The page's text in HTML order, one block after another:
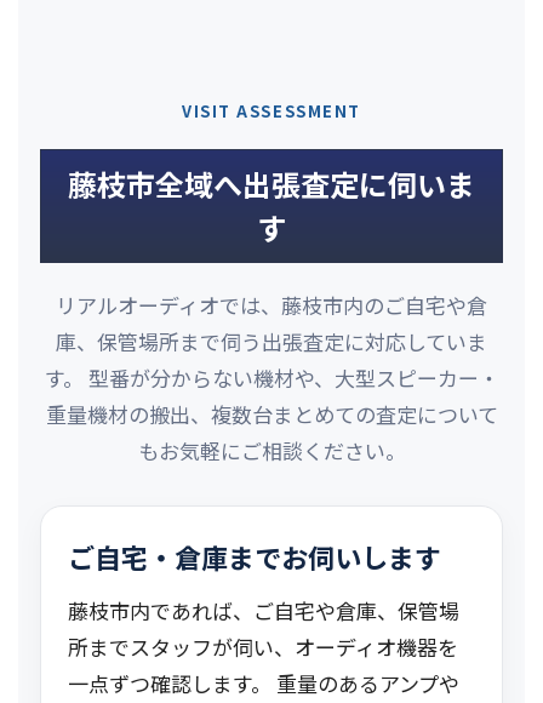
VISIT ASSESSMENT
藤枝市全域へ出張査定に伺いま
す
リアルオーディオでは、藤枝市内のご自宅や倉
庫、保管場所まで伺う出張査定に対応していま
す。 型番が分からない機材や、大型スピーカー・
重量機材の搬出、複数台まとめての査定について
もお気軽にご相談ください。
ご自宅・倉庫までお伺いします
藤枝市内であれば、ご自宅や倉庫、保管場
所までスタッフが伺い、オーディオ機器を
一点ずつ確認します。 重量のあるアンプや